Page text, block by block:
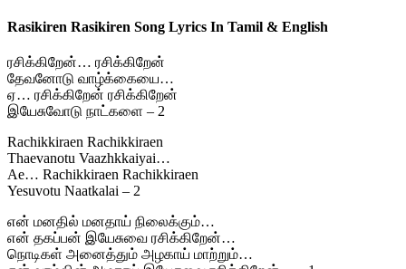
Rasikiren Rasikiren Song Lyrics In Tamil & English
ரசிக்கிறேன்… ரசிக்கிறேன்
தேவனோடு வாழ்க்கையை…
ஏ… ரசிக்கிறேன் ரசிக்கிறேன்
இயேசுவோடு நாட்களை – 2
Rachikkiraen Rachikkiraen
Thaevanotu Vaazhkkaiyai…
Ae… Rachikkiraen Rachikkiraen
Yesuvotu Naatkalai – 2
என் மனதில் மனதாய் நிலைக்கும்…
என் தகப்பன் இயேசுவை ரசிக்கிறேன்…
நொடிகள் அனைத்தும் அழகாய் மாற்றும்…